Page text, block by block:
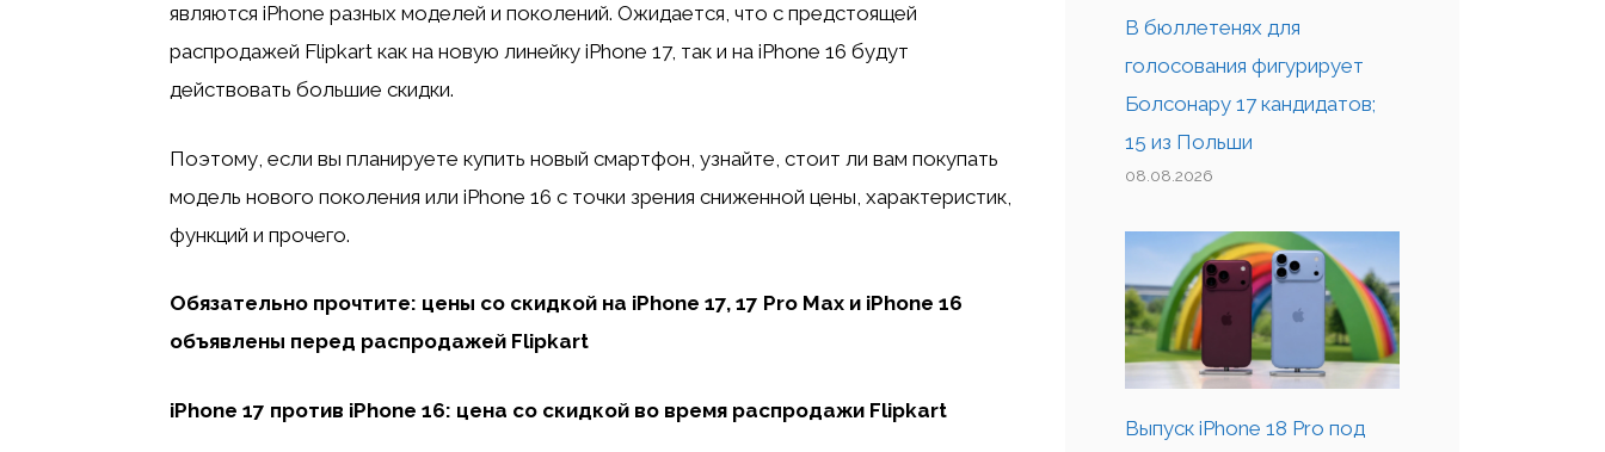
являются iPhone разных моделей и поколений. Ожидается, что с предстоящей
распродажей Flipkart как на новую линейку iPhone 17, так и на iPhone 16 будут
действовать большие скидки.
Поэтому, если вы планируете купить новый смартфон, узнайте, стоит ли вам покупать
модель нового поколения или iPhone 16 с точки зрения сниженной цены, характеристик,
функций и прочего.
Обязательно прочтите: цены со скидкой на iPhone 17, 17 Pro Max и iPhone 16
объявлены перед распродажей Flipkart
iPhone 17 против iPhone 16: цена со скидкой во время распродажи Flipkart
В бюллетенях для
голосования фигурирует
Болсонару 17 кандидатов;
15 из Польши
08.08.2026
Выпуск iPhone 18 Pro под